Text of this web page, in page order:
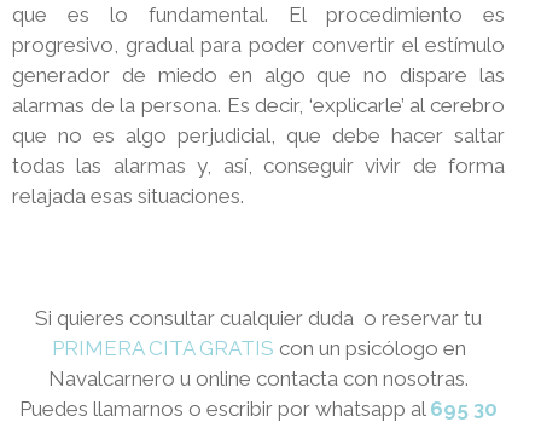
que es lo fundamental. El procedimiento es
progresivo, gradual para poder convertir el estímulo
generador de miedo en algo que no dispare las
alarmas de la persona. Es decir, ‘explicarle’ al cerebro
que no es algo perjudicial, que debe hacer saltar
todas las alarmas y, así, conseguir vivir de forma
relajada esas situaciones.
Si quieres consultar cualquier duda o reservar tu
PRIMERA CITA GRATIS con un psicólogo en
Navalcarnero u online contacta con nosotras.
Puedes llamarnos o escribir por whatsapp al 695 30